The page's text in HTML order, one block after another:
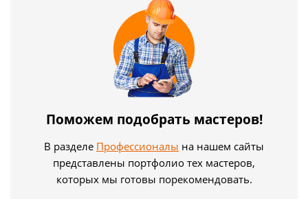
Поможем подобрать мастеров!
В разделе Профессионалы на нашем сайты
представлены портфолио тех мастеров,
которых мы готовы порекомендовать.